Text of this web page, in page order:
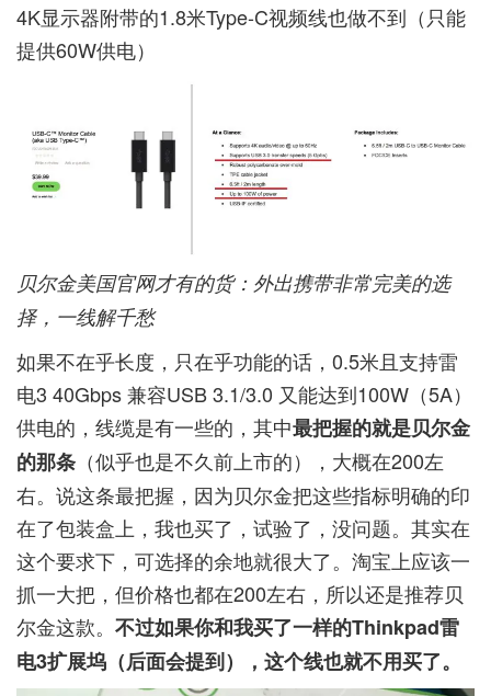
4K显示器附带的1.8米Type-C视频线也做不到（只能
提供60W供电）
贝尔金美国官网才有的货：外出携带非常完美的选
择，一线解千愁
如果不在乎长度，只在乎功能的话，0.5米且支持雷
电3 40Gbps 兼容USB 3.1/3.0 又能达到100W（5A）
供电的，线缆是有一些的，其中最把握的就是贝尔金
的那条 （似乎也是不久前上市的），大概在200左
右。说这条最把握，因为贝尔金把这些指标明确的印
在了包装盒上，我也买了，试验了，没问题。其实在
这个要求下，可选择的余地就很大了。淘宝上应该一
抓一大把，但价格也都在200左右，所以还是推荐贝
尔金这款。 不过如果你和我买了一样的Thinkpad雷
电3扩展坞（后面会提到），这个线也就不用买了。